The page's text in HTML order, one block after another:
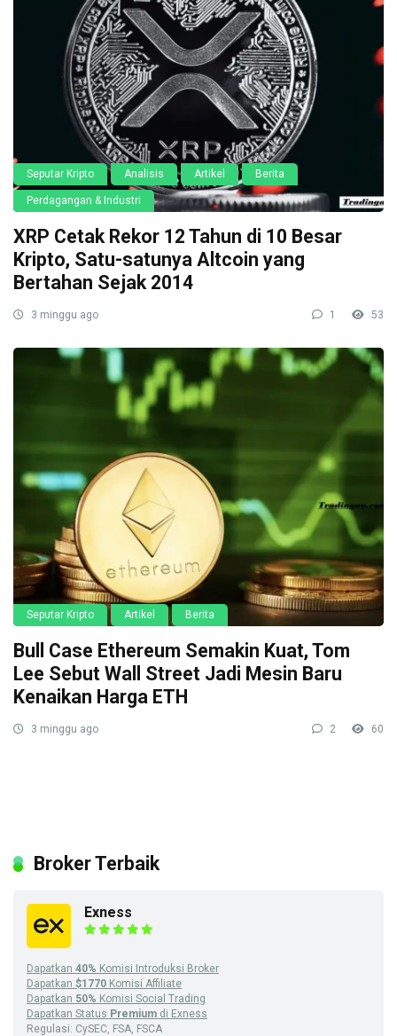
Seputar Kripto Analisis Artikel Berita
Perdagangan & Industri
XRP Cetak Rekor 12 Tahun di 10 Besar
Kripto, Satu-satunya Altcoin yang
Bertahan Sejak 2014
3 minggu ago 1 53
Seputar Kripto Artikel Berita
Bull Case Ethereum Semakin Kuat, Tom
Lee Sebut Wall Street Jadi Mesin Baru
Kenaikan Harga ETH
3 minggu ago 2 60
Broker Terbaik
Exness
Dapatkan 40% Komisi Introduksi Broker
Dapatkan $1770 Komisi Affiliate
Dapatkan 50% Komisi Social Trading
Dapatkan Status Premium di Exness
Regulasi: CySEC, FSA, FSCA